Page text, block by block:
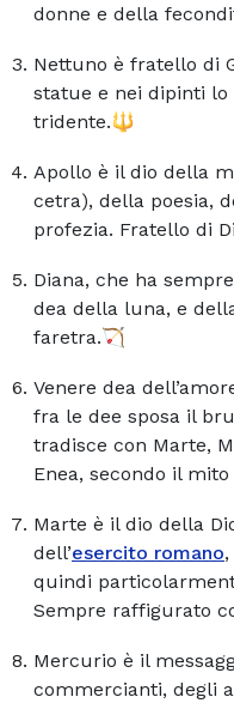
donne e della
Nettuno è fratello di
statue e nei dipinti
tridente.🔱
Apollo è il dio della
cetra), della poesia,
profezia. Fratello di
Diana, che ha
dea della luna, e
faretra.🏹
Venere dea
fra le dee sposa il
tradisce con Marte,
Enea, secondo il
Marte è il dio della
dell’esercito romano,
quindi
Sempre raffigurato
Mercurio è il
commercianti, degli